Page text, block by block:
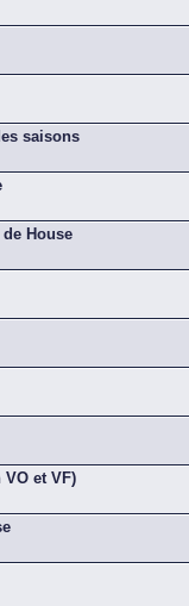
saisons
House
et VF)